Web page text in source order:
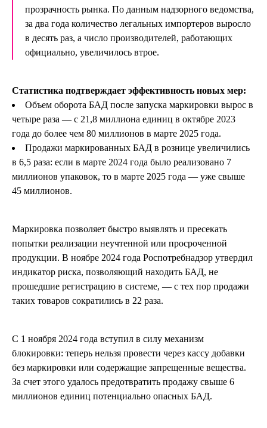
прозрачность рынка. По данным надзорного ведомства,
за два года количество легальных импортеров выросло
в десять раз, а число производителей, работающих
официально, увеличилось втрое.
Статистика подтверждает эффективность новых мер:
Объем оборота БАД после запуска маркировки вырос в
четыре раза — с 21,8 миллиона единиц в октябре 2023
года до более чем 80 миллионов в марте 2025 года.
Продажи маркированных БАД в рознице увеличились
в 6,5 раза: если в марте 2024 года было реализовано 7
миллионов упаковок, то в марте 2025 года — уже свыше
45 миллионов.
Маркировка позволяет быстро выявлять и пресекать
попытки реализации неучтенной или просроченной
продукции. В ноябре 2024 года Роспотребнадзор утвердил
индикатор риска, позволяющий находить БАД, не
прошедшие регистрацию в системе, — с тех пор продажи
таких товаров сократились в 22 раза.
С 1 ноября 2024 года вступил в силу механизм
блокировки: теперь нельзя провести через кассу добавки
без маркировки или содержащие запрещенные вещества.
За счет этого удалось предотвратить продажу свыше 6
миллионов единиц потенциально опасных БАД.